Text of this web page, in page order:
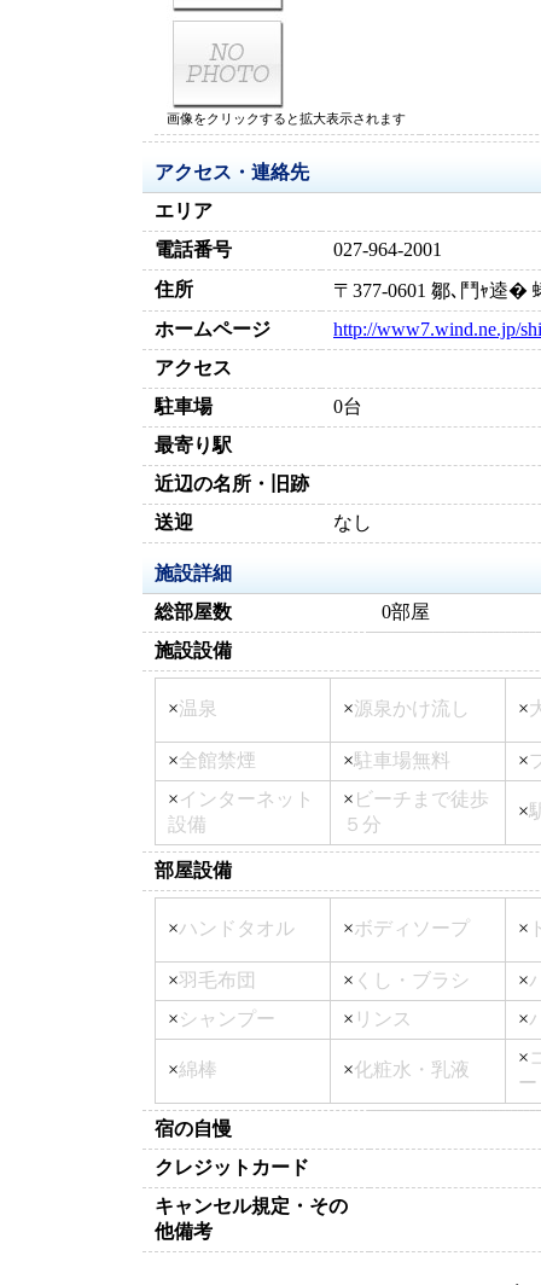
画像をクリックすると拡大表示されます
アクセス・連絡先
エリア
電話番号
027-964-2001
住所
〒377-0601 鄒､鬥ｬ逵�
ホームページ
http://www7.wind.ne.jp/
アクセス
駐車場
0台
最寄り駅
近辺の名所・旧跡
送迎
なし
施設詳細
総部屋数
0部屋
施設設備
×温泉 ×源泉かけ流し ×
×全館禁煙 ×駐車場無料 ×
×インターネット
設備
× ビーチまで徒歩
５分
×
部屋設備
×ハンドタオル ×ボディソープ ×
×羽毛布団 × くし・ブラシ ×
×シャンプー × リンス ×
×綿棒 ×化粧水・乳液
×
ー
宿の自慢
クレジットカード
キャンセル規定・その
他備考